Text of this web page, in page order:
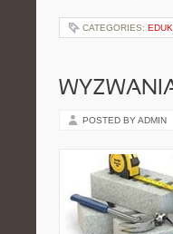
CATEGORIES:
POSTED BY ADMIN